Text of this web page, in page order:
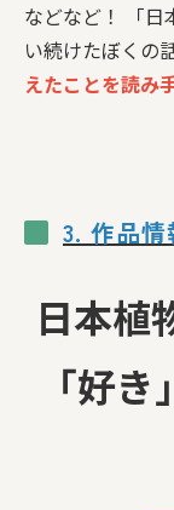
などなど！ 「日
い続けたぼくの
えたことを読み
3. 作品情
日本植
「好